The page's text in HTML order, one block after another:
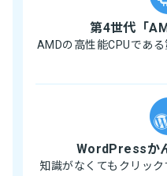
第4世代「
AMDの高性能CPUであ
WordPressか
知識がなくてもクリッ